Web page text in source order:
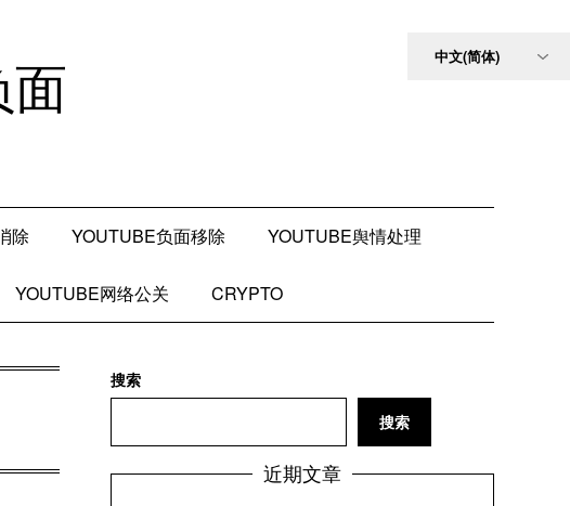
除 YOUTUBE负面移除 YOUTUBE舆情处理
YOUTUBE网络公关 CRYPTO
搜索
搜索
近期文章